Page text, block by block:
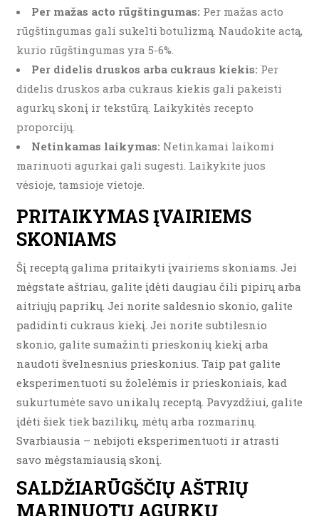
Per mažas acto rūgštingumas: Per mažas acto
rūgštingumas gali sukelti botulizmą. Naudokite actą,
kurio rūgštingumas yra 5-6%.
Per didelis druskos arba cukraus kiekis: Per
didelis druskos arba cukraus kiekis gali pakeisti
agurkų skonį ir tekstūrą. Laikykitės recepto
proporcijų.
Netinkamas laikymas: Netinkamai laikomi
marinuoti agurkai gali sugesti. Laikykite juos
vėsioje, tamsioje vietoje.
PRITAIKYMAS ĮVAIRIEMS
SKONIAMS
Šį receptą galima pritaikyti įvairiems skoniams. Jei
mėgstate aštriau, galite įdėti daugiau čili pipirų arba
aitriųjų paprikų. Jei norite saldesnio skonio, galite
padidinti cukraus kiekį. Jei norite subtilesnio
skonio, galite sumažinti prieskonių kiekį arba
naudoti švelnesnius prieskonius. Taip pat galite
eksperimentuoti su žolelėmis ir prieskoniais, kad
sukurtumėte savo unikalų receptą. Pavyzdžiui, galite
įdėti šiek tiek bazilikų, mėtų arba rozmarinų.
Svarbiausia – nebijoti eksperimentuoti ir atrasti
savo mėgstamiausią skonį.
SALDŽIARŪGŠČIŲ AŠTRIŲ
MARINUOTŲ AGURKŲ